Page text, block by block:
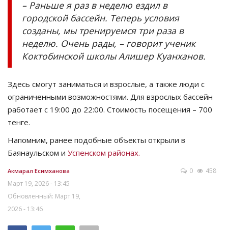
– Раньше я раз в неделю ездил в
городской бассейн. Теперь условия
созданы, мы тренируемся три раза в
неделю. Очень рады, – говорит ученик
Коктобинской школы Алишер Куанханов.
Здесь смогут заниматься и взрослые, а также люди с
ограниченными возможностями. Для взрослых бассейн
работает с 19:00 до 22:00. Стоимость посещения – 700
тенге.
Напомним, ранее подобные объекты открыли в
Баянаульском и Успенском районах.
Акмарал Есимханова
Март 19, 2026 - 13:45
Обновленный: Март 19,
2026 - 13:46
0 458